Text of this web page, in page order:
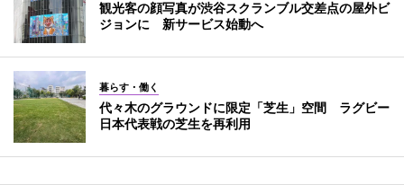
観光客の顔写真が渋谷スクランブル交差点の屋外ビ
ジョンに 新サービス始動へ
暮らす・働く
代々木のグラウンドに限定「芝生」空間 ラグビー
日本代表戦の芝生を再利用